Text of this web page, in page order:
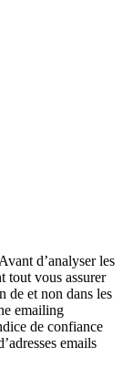
Avant d’analyser les
tout vous assurer
de et non dans les
emailing
de confiance
emails